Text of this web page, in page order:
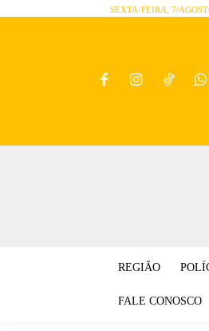
SEXTA-FEIRA, 7/
REGIÃO
FALE CONOSCO